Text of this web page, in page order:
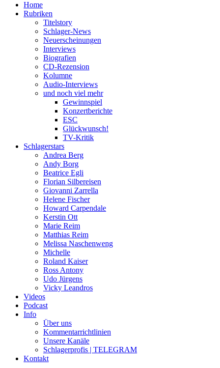
Home
Rubriken
Titelstory
Schlager-News
Neuerscheinungen
Interviews
Biografien
CD-Rezension
Kolumne
Audio-Interviews
und noch viel mehr
Gewinnspiel
Konzertberichte
ESC
Glückwunsch!
TV-Kritik
Schlagerstars
Andrea Berg
Andy Borg
Beatrice Egli
Florian Silbereisen
Giovanni Zarrella
Helene Fischer
Howard Carpendale
Kerstin Ott
Marie Reim
Matthias Reim
Melissa Naschenweng
Michelle
Roland Kaiser
Ross Antony
Udo Jürgens
Vicky Leandros
Videos
Podcast
Info
Über uns
Kommentarrichtlinien
Unsere Kanäle
Schlagerprofis | TELEGRAM
Kontakt